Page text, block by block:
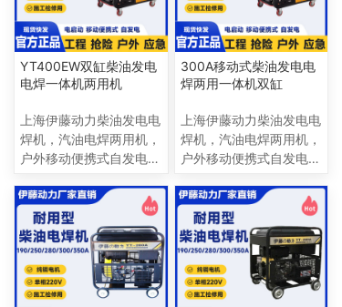
YT400EW双缸柴油发电
电焊一体机两用机
上海伊藤动力柴油发电电
焊机，汽油电焊两用机，
户外移动便携式自发电电
280A 300A 350A 400A
电流多，规格全，焊接范
围广 上海嘉定区昌吉路
订购电话：
18621004881
300A移动式柴油发电电
焊两用一体机双缸
上海伊藤动力柴油发电电
焊机，汽油电焊两用机，
户外移动便携式自发电电
280A 300A 350A 400A
电流多，规格全，焊接范
围广 上海嘉定区昌吉路
订购电话：
18621004881